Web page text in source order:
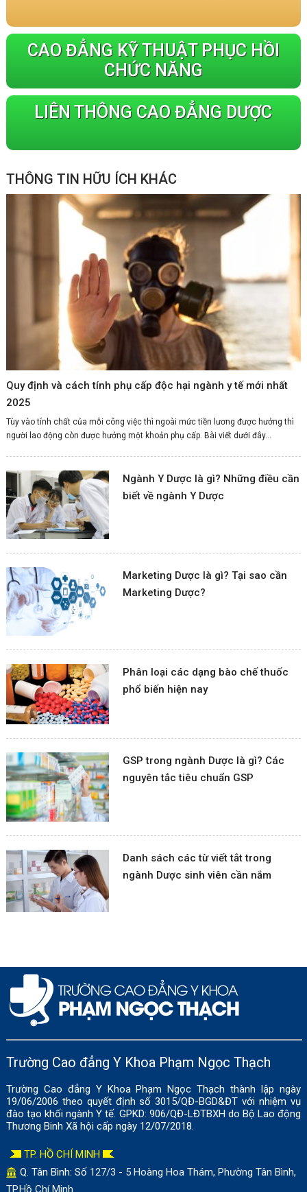
CAO ĐẲNG KỸ THUẬT PHỤC HỒI
CHỨC NĂNG
LIÊN THÔNG CAO ĐẲNG DƯỢC
THÔNG TIN HỮU ÍCH KHÁC
Quy định và cách tính phụ cấp độc hại ngành y tế mới nhất
2025
Tùy vào tính chất của mỗi công việc thì ngoài mức tiền lương được hưởng thì
người lao động còn được hưởng một khoản phụ cấp. Bài viết dưới đây...
Ngành Y Dược là gì? Những điều cần
biết về ngành Y Dược
Marketing Dược là gì? Tại sao cần
Marketing Dược?
Phân loại các dạng bào chế thuốc
phổ biến hiện nay
GSP trong ngành Dược là gì? Các
nguyên tắc tiêu chuẩn GSP
Danh sách các từ viết tắt trong
ngành Dược sinh viên cần nắm
Trường Cao đẳng Y Khoa Phạm Ngọc Thạch
Trường Cao đẳng Y Khoa Phạm Ngọc Thạch thành lập ngày
19/06/2006 theo quyết định số 3015/QĐ-BGD&ĐT với nhiệm vụ
đào tạo khối ngành Y tế. GPKD: 906/QĐ-LĐTBXH do Bộ Lao động
Thương Binh Xã hội cấp ngày 12/07/2018.
TP. HỒ CHÍ MINH
Q. Tân Bình: Số 127/3 - 5 Hoàng Hoa Thám, Phường Tân Bình,
TP.Hồ Chí Minh